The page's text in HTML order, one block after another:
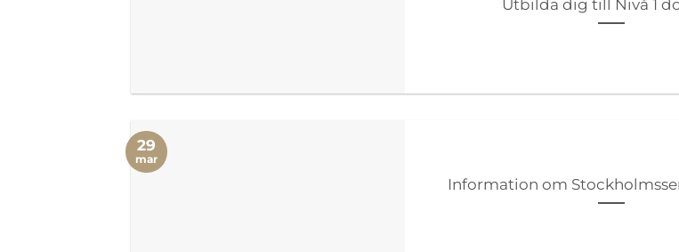
Utbilda dig till Nivå 1
Information om
29
mar